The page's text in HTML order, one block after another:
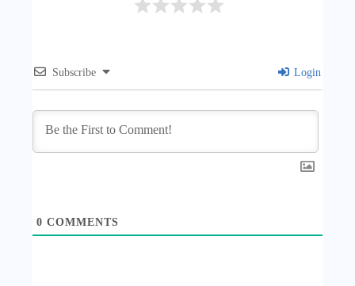
Subscribe Login
0 COMMENTS